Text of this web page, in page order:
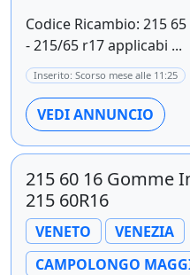
Codice Ricambio: 215
- 215/65 r17 applicabi ...
Inserito: Scorso mese alle 11:25
VEDI ANNUNCIO
215 60 16 Gomme
215 60R16
VENETO
VENEZIA
CAMPOLONGO